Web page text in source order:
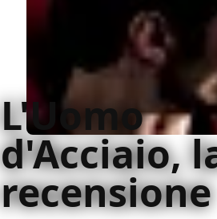
L'Uomo
d'Acciaio,
recensione